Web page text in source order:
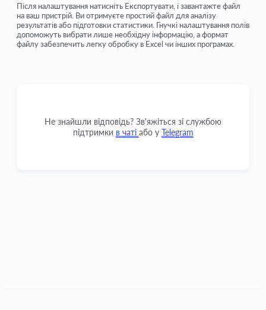
Після налаштування натисніть Експортувати, і завантажте файл
на ваш пристрій. Ви отримуєте простий файл для аналізу
результатів або підготовки статистики. Гнучкі налаштування полів
допоможуть вибрати лише необхідну інформацію, а формат
файлу забезпечить легку обробку в Excel чи інших програмах.
Не знайшли відповідь? Зв'яжіться зі службою
підтримки в чаті або у Telegram